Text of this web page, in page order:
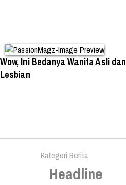
Wow, Ini Bedanya Wanita Asli dan
Lesbian
Kategori Berita
Headline